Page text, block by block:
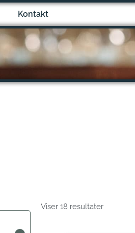
Kontakt
Viser 18 resultater